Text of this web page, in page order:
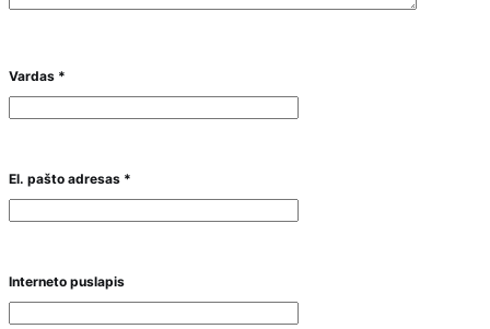
Vardas *
El. pašto adresas *
Interneto puslapis